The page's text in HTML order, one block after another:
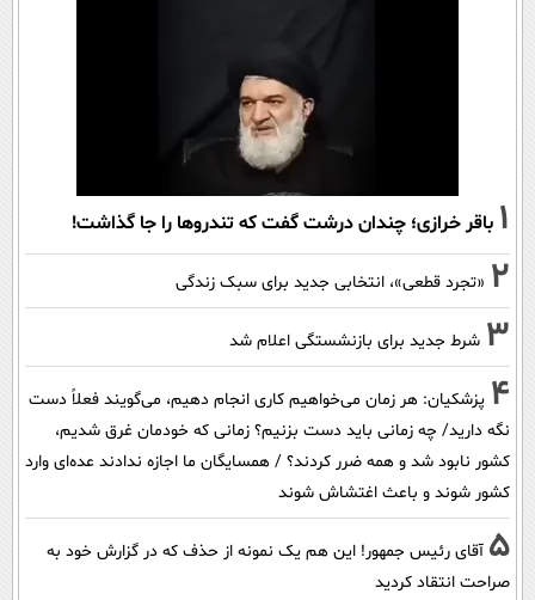
1 باقر خرازی؛ چندان درشت گفت که تندروها را جا گذاشت!
2 «تجرد قطعی»، انتخابی جدید برای سبک زندگی
3 شرط جدید برای بازنشستگی اعلام شد
4 پزشکیان: هر زمان می‌خواهیم کاری انجام دهیم، می‌گویند فعلاً دست
نگه دارید/ چه زمانی باید دست بزنیم؟ زمانی که خودمان غرق شدیم،
کشور نابود شد و همه ضرر کردند؟ / همسایگان ما اجازه ندادند عده‌ای وارد
کشور شوند و باعث اغتشاش شوند
5 آقای رئیس جمهور! این هم یک نمونه از حذف که در گزارش خود به
صراحت انتقاد کردید